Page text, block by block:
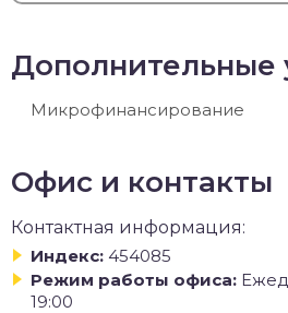
Дополнительные
Микрофинансирование
Офис и контакты
Контактная информация:
Индекс: 454085
Режим работы офиса:
19:00